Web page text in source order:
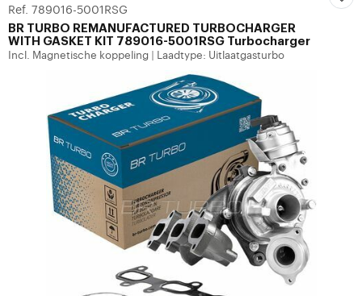
Ref. 789016-5001RSG
BR TURBO REMANUFACTURED TURBOCHARGER
WITH GASKET KIT 789016-5001RSG Turbocharger
Incl. Magnetische koppeling Laadtype: Uitlaatgasturbo